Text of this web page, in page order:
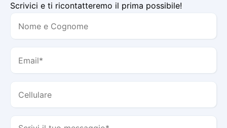
Scrivici e ti ricontatteremo il prima possibile!